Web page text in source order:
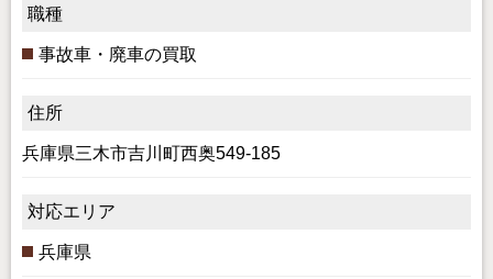
職種
事故車・廃車の買取
住所
兵庫県三木市吉川町西奥549-185
対応エリア
兵庫県